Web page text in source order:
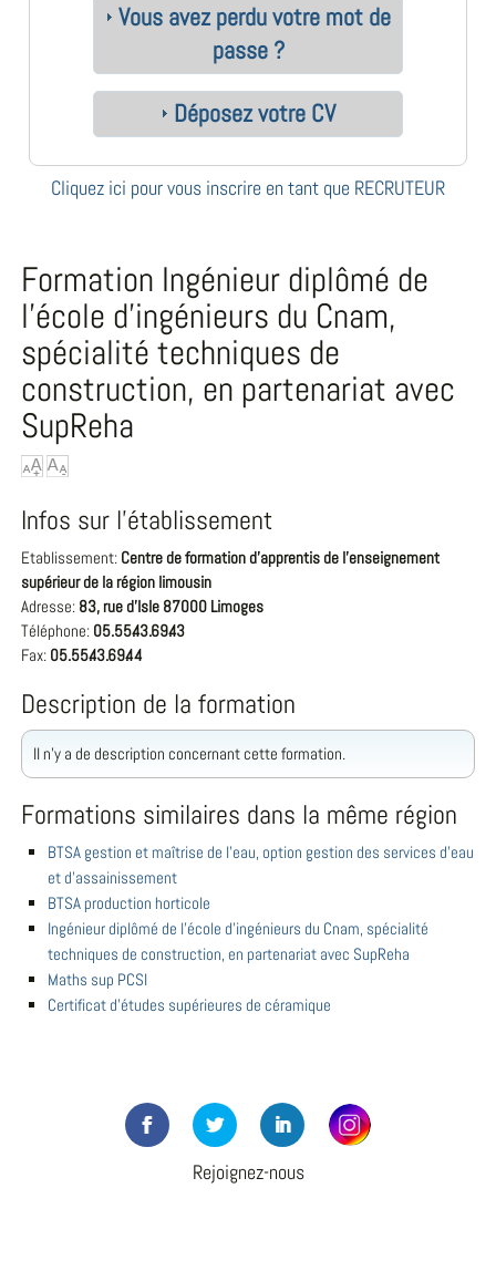
Vous avez perdu votre mot de
passe ?
Déposez votre CV
Cliquez ici pour vous inscrire en tant que RECRUTEUR
Formation Ingénieur diplômé de
l'école d'ingénieurs du Cnam,
spécialité techniques de
construction, en partenariat avec
SupReha
Infos sur l'établissement
Etablissement: Centre de formation d'apprentis de l'enseignement
supérieur de la région limousin
Adresse: 83, rue d'Isle 87000 Limoges
Téléphone: 05.55.43.69.43
Fax: 05.55.43.69.44
Description de la formation
Il n'y a de description concernant cette formation.
Formations similaires dans la même région
BTSA gestion et maîtrise de l'eau, option gestion des services d'eau
et d'assainissement
BTSA production horticole
Ingénieur diplômé de l'école d'ingénieurs du Cnam, spécialité
techniques de construction, en partenariat avec SupReha
Maths sup PCSI
Certificat d'études supérieures de céramique
Rejoignez-nous